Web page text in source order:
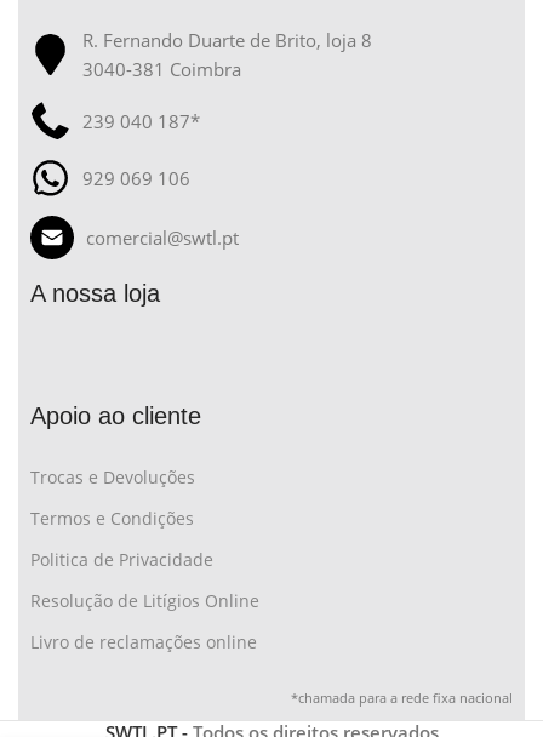
R. Fernando Duarte de Brito, loja 8
3040-381 Coimbra
239 040 187*
929 069 106
comercial@swtl.pt
A nossa loja
Apoio ao cliente
Trocas e Devoluções
Termos e Condições
Politica de Privacidade
Resolução de Litígios Online
Livro de reclamações online
*chamada para a rede fixa nacional
SWTL.PT - Todos os direitos reservados